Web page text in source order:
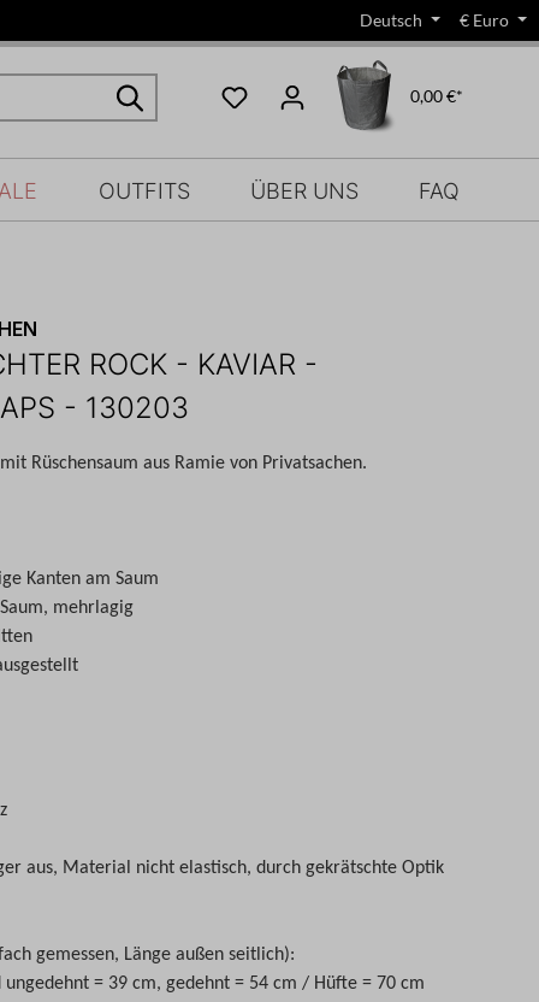
Deutsch € Euro
0,00 €*
OUTFITS ÜBER UNS FAQ
ROCK - KAVIAR -
- 130203
Rüschensaum aus Ramie von Privatsachen.
Kanten am Saum
mehrlagig
aus, Material nicht elastisch, durch gekrätschte Optik
gemessen, Länge außen seitlich):
ungedehnt = 39 cm, gedehnt = 54 cm / Hüfte = 70cm